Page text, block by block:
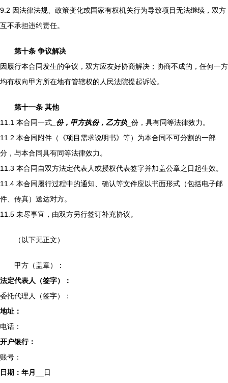
9.2 因法律法规、政策变化或国家有权机关行为导致项目无法继续，双方
互不承担违约责任。
第十条 争议解决
因履行本合同发生的争议，双方应友好协商解决；协商不成的，任何一方
均有权向甲方所在地有管辖权的人民法院提起诉讼。
第十一条 其他
11.1 本合同一式 _份，甲方执份，乙方执 _份，具有同等法律效力。
11.2 本合同附件（《项目需求说明书》等）为本合同不可分割的一部
分，与本合同具有同等法律效力。
11.3 本合同自双方法定代表人或授权代表签字并加盖公章之日起生效。
11.4 本合同履行过程中的通知、确认等文件应以书面形式（包括电子邮
件、传真）送达对方。
11.5 未尽事宜，由双方另行签订补充协议。
（以下无正文）
甲方（盖章）：
法定代表人（签字）：
委托代理人（签字）：
地址：
电话：
开户银行：
账号：
日期： 年月 __日